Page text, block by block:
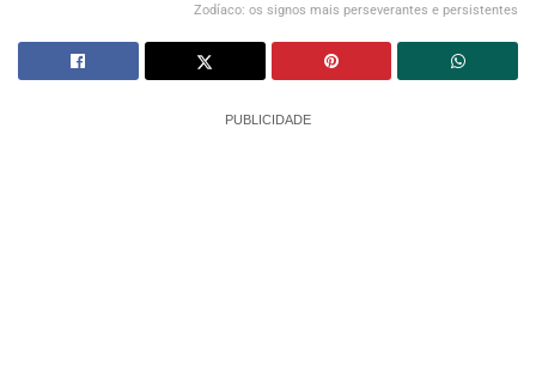
Zodíaco: os signos mais perseverantes e persistentes
PUBLICIDADE